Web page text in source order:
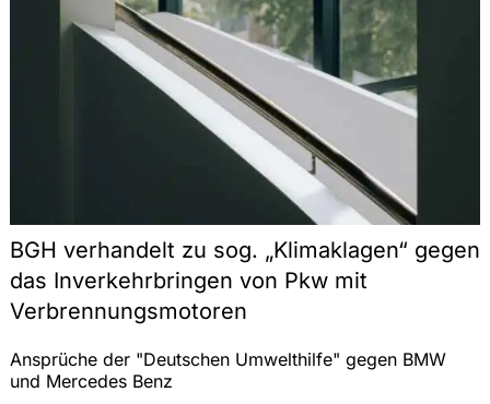
BGH verhandelt zu sog. „Klimaklagen“ gegen
das Inverkehrbringen von Pkw mit
Verbrennungsmotoren
Ansprüche der "Deutschen Umwelthilfe" gegen BMW
und Mercedes Benz